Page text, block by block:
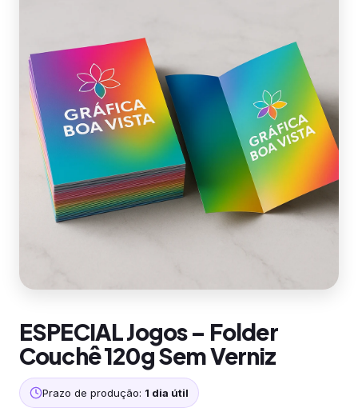
ESPECIAL Jogos – Folder
Couchê 120g Sem Verniz
Prazo de produção: 1 dia útil